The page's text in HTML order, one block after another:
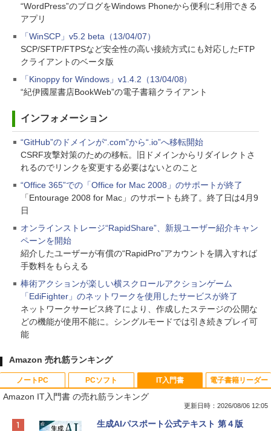
“WordPress”のブログをWindows Phoneから便利に利用できる
アプリ
「WinSCP」v5.2 beta（13/04/07）
SCP/SFTP/FTPSなど安全性の高い接続方式にも対応したFTP
クライアントのベータ版
「Kinoppy for Windows」v1.4.2（13/04/08）
“紀伊國屋書店BookWeb”の電子書籍クライアント
インフォメーション
“GitHub”のドメインが“.com”から“.io”へ移転開始
CSRF攻撃対策のための移転。旧ドメインからリダイレクトさ
れるのでリンクを変更する必要はないとのこと
“Office 365”での「Office for Mac 2008」のサポートが終了
「Entourage 2008 for Mac」のサポートも終了。終了日は4月9
日
オンラインストレージ“RapidShare”、新規ユーザー紹介キャン
ペーンを開始
紹介したユーザーが有償の“RapidPro”アカウントを購入すれば
手数料をもらえる
棒術アクションが楽しい横スクロールアクションゲーム
「EdiFighter」のネットワークを使用したサービスが終了
ネットワークサービス終了により、作成したステージの公開な
どの機能が使用不能に。シングルモードでは引き続きプレイ可
能
Amazon 売れ筋ランキング
ノートPC
Apple 2026 MacBook Neo A18 Proチッ
PCソフト
Xbox プリペイドカード 10,000円 デジタ
IT入門書
Amazon IT入門書 の売れ筋ランキング
更新日時：2026/08/06 12:05
生成AIパスポート公式テキスト 第４版
電子書籍リーダー